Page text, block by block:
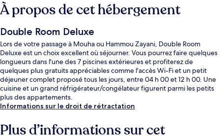
À propos de cet hébergement
Double Room Deluxe
Lors de votre passage à Mouha ou Hammou Zayani, Double Room
Deluxe est un choix excellent où séjourner. Vous pourrez faire quelques
longueurs dans l'une des 7 piscines extérieures et profiterez de
quelques plus gratuits appréciables comme l'accès Wi-Fi et un petit
déjeuner complet proposé tous les jours, entre 04 h 00 et 12 h 00. Une
cuisine et un grand réfrigérateur/congélateur figurent parmi les petits
plus des appartements.
Informations sur le droit de rétractation
Plus d’informations sur cet